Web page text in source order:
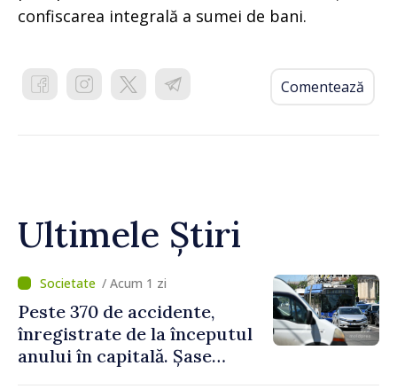
confiscarea integrală a sumei de bani.
Comentează
Ultimele Știri
/ Acum 1 zi
Peste 370 de accidente,
înregistrate de la începutul
anului în capitală. Șase